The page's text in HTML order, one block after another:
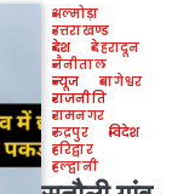
अल्मोड़ा
उत्तराखण्ड
देश
देहरादून
नैनीताल
न्यूज
बागेश्वर
राजनीति
रामनगर
रुद्रपुर
विदेश
हरिद्वार
हल्द्वानी